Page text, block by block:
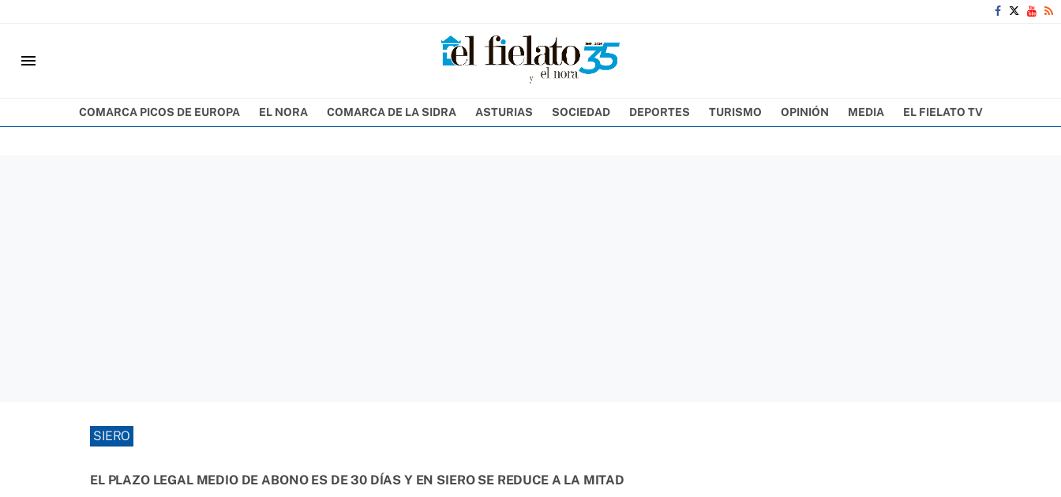
menu
COMARCA PICOS DE EUROPA EL NORA COMARCA DE LA SIDRA ASTURIAS SOCIEDAD DEPORTES TURISMO OPINIÓN MEDIA EL FIELATO TV
SIERO
EL PLAZO LEGAL MEDIO DE ABONO ES DE 30 DÍAS Y EN SIERO SE REDUCE A LA MITAD